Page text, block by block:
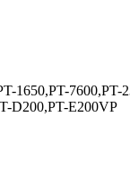
1650,PT-7600,PT-
D200,PT-E200VP